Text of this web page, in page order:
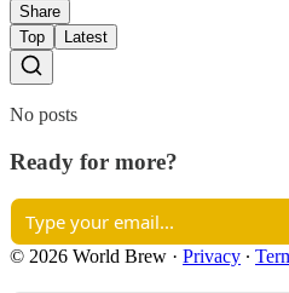
Share
Top
Latest
No posts
Ready for more?
© 2026 World Brew · Privacy ∙